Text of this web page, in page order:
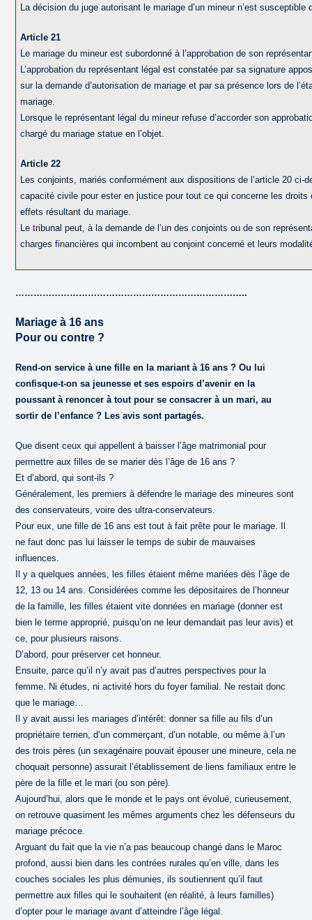
La décision du juge autorisant le mariage d’un mineur n’est susceptible
Article 21
Le mariage du mineur est subordonné à l’approbation de son
L’approbation du représentant légal est constatée par sa signature
sur la demande d’autorisation de mariage et par sa présence lors de
mariage.
Lorsque le représentant légal du mineur refuse d’accorder son
chargé du mariage statue en l’objet.
Article 22
Les conjoints, mariés conformément aux dispositions de l’article 20 ci-
capacité civile pour ester en justice pour tout ce qui concerne les droits
effets résultant du mariage.
Le tribunal peut, à la demande de l’un des conjoints ou de son
charges financières qui incombent au conjoint concerné et leurs
…………………………………………………………………..
Mariage à 16 ans
Pour ou contre ?
Rend-on service à une fille en la mariant à 16 ans ? Ou lui
confisque-t-on sa jeunesse et ses espoirs d’avenir en la
poussant à renoncer à tout pour se consacrer à un mari, au
sortir de l’enfance ? Les avis sont partagés.
Que disent ceux qui appellent à baisser l’âge matrimonial pour
permettre aux filles de se marier dès l’âge de 16 ans ?
Et d’abord, qui sont-ils ?
Généralement, les premiers à défendre le mariage des mineures sont
des conservateurs, voire des ultra-conservateurs.
Pour eux, une fille de 16 ans est tout à fait prête pour le mariage. Il
ne faut donc pas lui laisser le temps de subir de mauvaises
influences.
Il y a quelques années, les filles étaient même mariées dès l’âge de
12, 13 ou 14 ans. Considérées comme les dépositaires de l’honneur
de la famille, les filles étaient vite données en mariage (donner est
bien le terme approprié, puisqu’on ne leur demandait pas leur avis) et
ce, pour plusieurs raisons.
D’abord, pour préserver cet honneur.
Ensuite, parce qu’il n’y avait pas d’autres perspectives pour la
femme. Ni études, ni activité hors du foyer familial. Ne restait donc
que le mariage…
Il y avait aussi les mariages d’intérêt: donner sa fille au fils d’un
propriétaire terrien, d’un commerçant, d’un notable, ou même à l’un
des trois pères (un sexagénaire pouvait épouser une mineure, cela ne
choquait personne) assurait l’établissement de liens familiaux entre le
père de la fille et le mari (ou son père).
Aujourd’hui, alors que le monde et le pays ont évolué, curieusement,
on retrouve quasiment les mêmes arguments chez les défenseurs du
mariage précoce.
Arguant du fait que la vie n’a pas beaucoup changé dans le Maroc
profond, aussi bien dans les contrées rurales qu’en ville, dans les
couches sociales les plus démunies, ils soutiennent qu’il faut
permettre aux filles qui le souhaitent (en réalité, à leurs familles)
d’opter pour le mariage avant d’atteindre l’âge légal.